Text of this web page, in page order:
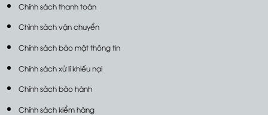
Chính sách thanh toán
Chình sách vận chuyển
Chính sách bảo mật thông tin
Chính sách xử lí khiếu nại
Chính sách bảo hành
Chính sách kiểm hàng